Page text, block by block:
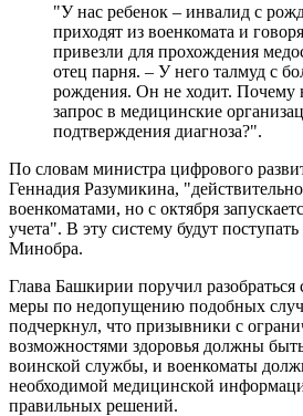
"У нас ребенок – инвалид с
приходят из военкомата и
привезли для прохождения
отец парня. – У него талмуд с
рождения. Он не ходит. Почему
запрос в медицинские
подтверждения диагноза?".
По словам министра цифрового
Геннадия Разумикина,
военкоматами, но с октября
учета". В эту систему будут
Минобра.
Глава Башкирии поручил разобраться
меры по недопущению подобных
подчеркнул, что призывники с
возможностями здоровья должны
воинской службы, и военкоматы
необходимой медицинской
правильных решений.